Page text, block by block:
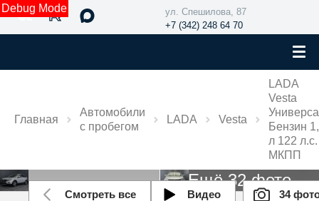
Debug Mode
ул. Спешилова, 87
+7 (342) 248 64 70
Главная
Автомобили
с пробегом
LADA Vesta
LADA
Vesta
Бензин
л 122 л.с.
МКПП
Смотреть все Видео 34
Ещё 32 фото